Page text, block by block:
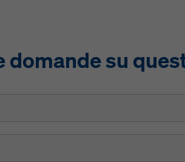
domande su